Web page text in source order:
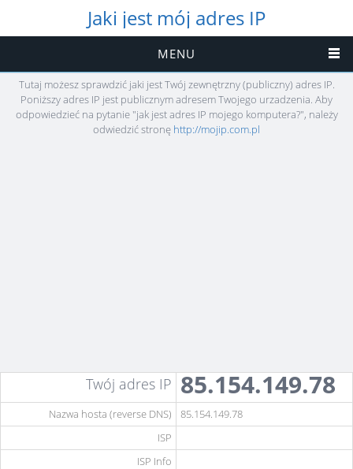
Jaki jest mój adres IP
MENU
Tutaj możesz sprawdzić jaki jest Twój zewnętrzny (publiczny) adres IP.
Poniższy adres IP jest publicznym adresem Twojego urzadzenia. Aby
odpowiedzieć na pytanie "jak jest adres IP mojego komputera?", należy
odwiedzić stronę http://mojip.com.pl
Twój adres IP 85.154.149.78
Nazwa hosta (reverse DNS)
85.154.149.78
ISP
ISP Info